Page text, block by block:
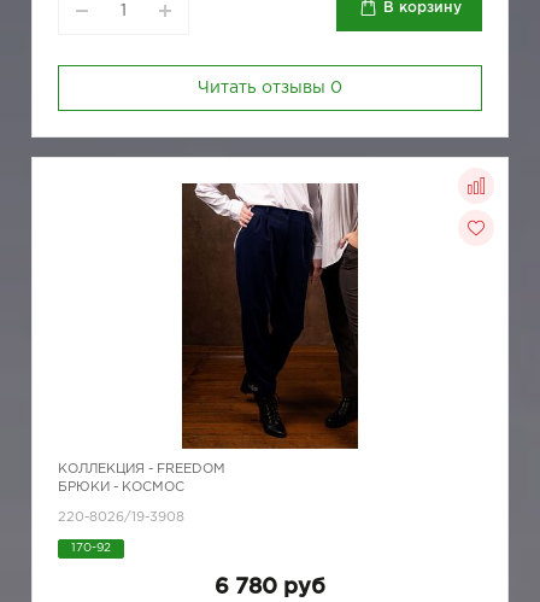
В корзину
Читать отзывы 0
КОЛЛЕКЦИЯ - FREEDOM
БРЮКИ - КОСМОС
220-8026/19-3908
170-92
6 780 руб